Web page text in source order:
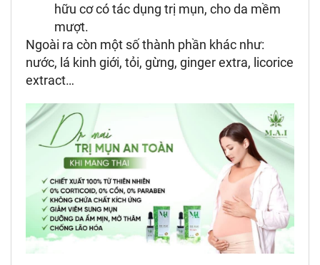
hữu cơ có tác dụng trị mụn, cho da mềm
mượt.
Ngoài ra còn một số thành phần khác như:
nước, lá kinh giới, tỏi, gừng, ginger extra, licorice
extract…